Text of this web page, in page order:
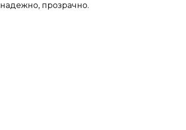
надежно, прозрачно.